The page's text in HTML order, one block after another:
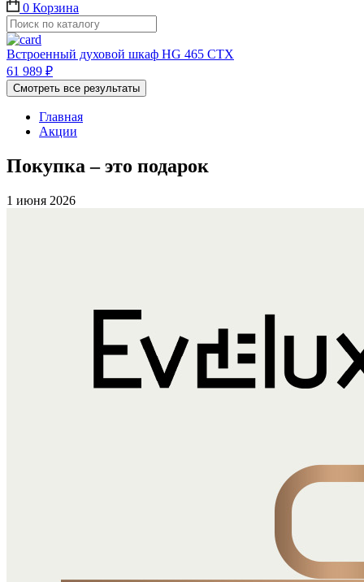
0 Корзина
Встроенный духовой шкаф HG 465 CTX
61 989 ₽
Смотреть все результаты
Главная
Акции
Покупка – это подарок
1 июня 2026